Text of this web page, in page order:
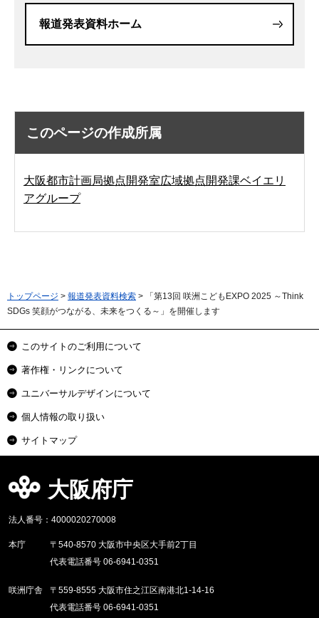
報道発表資料ホーム
このページの作成所属
大阪都市計画局拠点開発室広域拠点開発課ベイエリ
アグループ
トップページ > 報道発表資料検索 > 「第13回 咲洲こどもEXPO 2025 ～Think
SDGs 笑顔がつながる、未来をつくる～」を開催します
このサイトのご利用について
著作権・リンクについて
ユニバーサルデザインについて
個人情報の取り扱い
サイトマップ
大阪府庁
法人番号：4000020270008
本庁
〒540-8570 大阪市中央区大手前2丁目
代表電話番号 06-6941-0351
咲洲庁舎
〒559-8555 大阪市住之江区南港北1-14-16
代表電話番号 06-6941-0351